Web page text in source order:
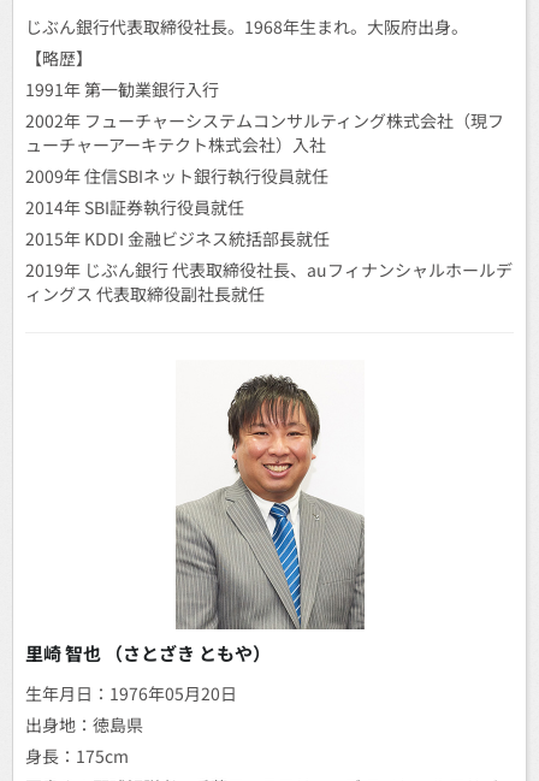
じぶん銀行代表取締役社長。1968年生まれ。大阪府出身。
【略歴】
1991年 第一勧業銀行入行
2002年 フューチャーシステムコンサルティング株式会社（現フ
ューチャーアーキテクト株式会社）入社
2009年 住信SBIネット銀行執行役員就任
2014年 SBI証券執行役員就任
2015年 KDDI 金融ビジネス統括部長就任
2019年 じぶん銀行 代表取締役社長、auフィナンシャルホールデ
ィングス 代表取締役副社長就任
里崎 智也 （さとざき ともや）
生年月日：1976年05月20日
出身地：徳島県
身長：175cm